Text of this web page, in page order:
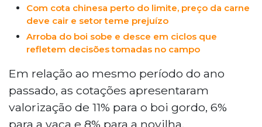
Com cota chinesa perto do limite, preço da carne
deve cair e setor teme prejuízo
Arroba do boi sobe e desce em ciclos que
refletem decisões tomadas no campo
Em relação ao mesmo período do ano
passado, as cotações apresentaram
valorização de 11% para o boi gordo, 6%
para a vaca e 8% para a novilha.